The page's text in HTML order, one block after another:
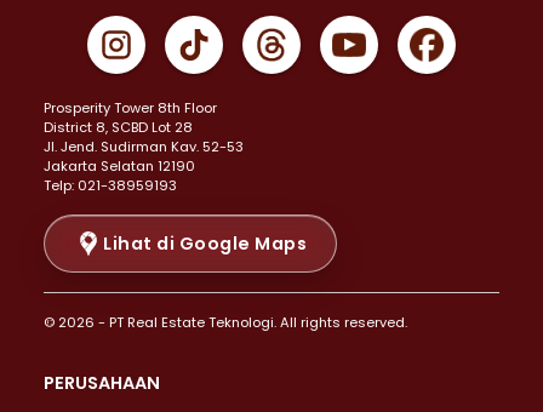
Properti Dijual di Gambir >
Properti Dijual di Johar Baru >
Properti Dijual di Menteng >
Properti Dijual di Senen >
Properti Dijual di Tanah Abang >
Properti Dijual di Cikini >
Properti Dijual di Kramat >
Properti Dijual di Pasar Baru >
Properti Dijual di Bendungan Hilir >
Properti Dijual di Jakarta Selatan >
Properti Dijual di Lebak Bulus >
Prosperity Tower 8th Floor
District 8, SCBD Lot 28
JI. Jend. Sudirman Kav. 52-53
Jakarta Selatan 12190
Telp: 021-38959193
Lihat di Google Maps
© 2026 - PT Real Estate Teknologi. All rights reserved.
PERUSAHAAN